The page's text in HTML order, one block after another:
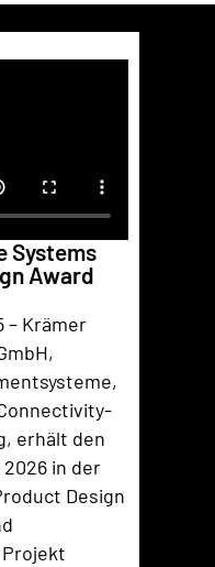
Systems
Award
– Krämer
erhält den
2026 in der
Design